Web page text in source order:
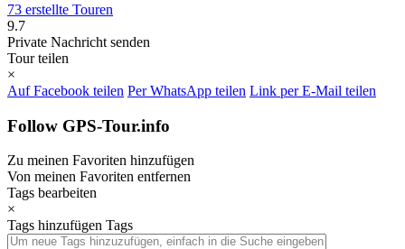
73 erstellte Touren
9.7
Private Nachricht senden
Tour teilen
×
Auf Facebook teilen Per WhatsApp teilen Link per E-Mail teilen
Follow GPS-Tour.info
Zu meinen Favoriten hinzufügen
Von meinen Favoriten entfernen
Tags bearbeiten
×
Tags hinzufügen Tags